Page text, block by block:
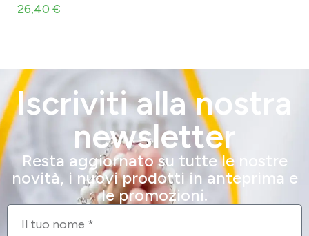
26,40 €
Iscriviti alla nostra
newsletter
Resta aggiornato su tutte le nostre
novità, i nuovi prodotti in anteprima e
le promozioni.